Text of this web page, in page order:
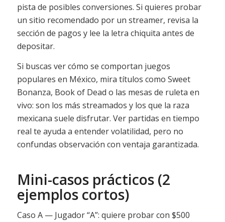
pista de posibles conversiones. Si quieres probar
un sitio recomendado por un streamer, revisa la
sección de pagos y lee la letra chiquita antes de
depositar.
Si buscas ver cómo se comportan juegos
populares en México, mira títulos como Sweet
Bonanza, Book of Dead o las mesas de ruleta en
vivo: son los más streamados y los que la raza
mexicana suele disfrutar. Ver partidas en tiempo
real te ayuda a entender volatilidad, pero no
confundas observación con ventaja garantizada.
Mini-casos prácticos (2
ejemplos cortos)
Caso A — Jugador “A”: quiere probar con $500